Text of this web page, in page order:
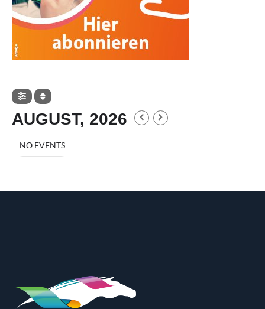
AUGUST, 2026
NO EVENTS